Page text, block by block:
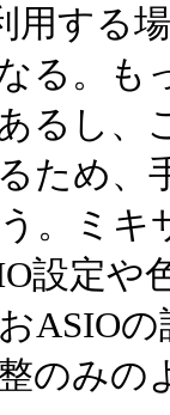
用する
る。も
るし、
ため、
。ミキ
設定や
ASIO
のみの